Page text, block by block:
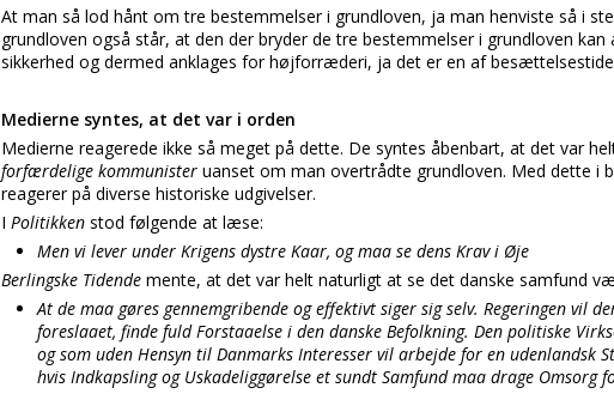
At man så lod hånt om tre bestemmelser i grundloven, ja man henviste så i
grundloven også står, at den der bryder de tre bestemmelser i grundloven
sikkerhed og dermed anklages for højforræderi, ja det er en af
Medierne syntes, at det var i orden
Medierne reagerede ikke så meget på dette. De syntes åbenbart, at det var
forfærdelige kommunister uanset om man overtrådte grundloven. Med dette i
reagerer på diverse historiske udgivelser.
I Politikken stod følgende at læse:
Men vi lever under Krigens dystre Kaar, og maa se dens Krav i Øje
Berlingske Tidende mente, at det var helt naturligt at se det danske samfund
At de maa gøres gennemgribende og effektivt siger sig selv. Regeringen vil
foreslaaet, finde fuld Forstaaelse i den danske Befolkning. Den politiske
og som uden Hensyn til Danmarks Interesser vil arbejde for en udenlandsk
hvis Indkapsling og Uskadeliggørelse et sundt Samfund maa drage Omsorg